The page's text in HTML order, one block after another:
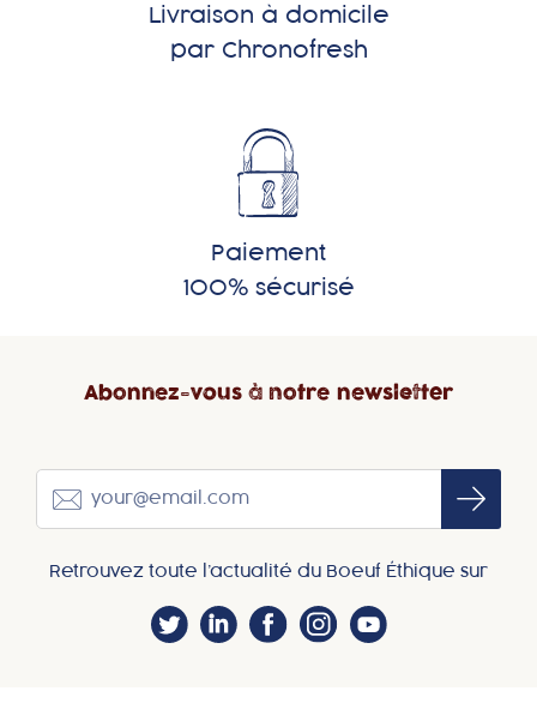
Livraison à domicile
par Chronofresh
Paiement
100% sécurisé
Abonnez-vous à notre newsletter
Retrouvez toute l’actualité du Boeuf Éthique sur